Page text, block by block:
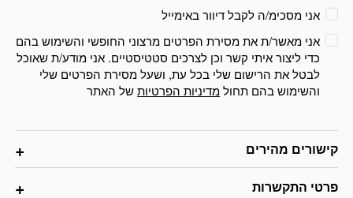
קישורים מהירים
פרטי התקשרות
אני מסכימ/ה לקבל דיוור באימייל
אני מאשר/ת את מסירת הפרטים מרצוני החופשי והשימוש בהם
כדי ליצור איתי קשר וכן לצרכים סטטיסטיים. אני מודע/ת שאוכל
לבטל את הרישום שלי בכל עת, ושעל מסירת הפרטים שלי
והשימוש בהם תחולמדיניות הפרטיותשל האתר